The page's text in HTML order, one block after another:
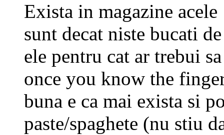
Exista in magazine acele
sunt decat niste bucati
ele pentru cat ar trebui
once you know the
buna e ca mai exista si
paste/spaghete (nu stiu